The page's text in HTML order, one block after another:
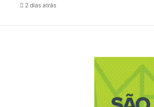
2 dias atrás